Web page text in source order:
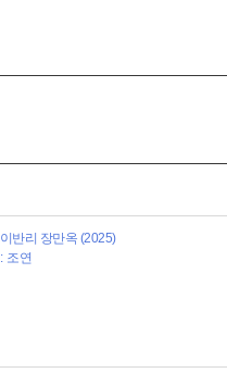
이반리 장만옥 (2025)
: 조연